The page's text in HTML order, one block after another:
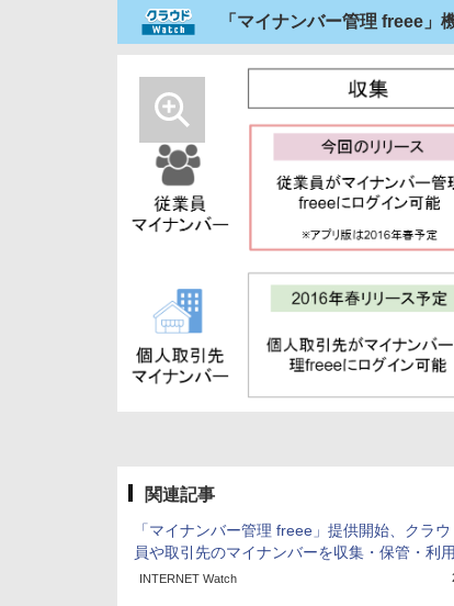
「マイナンバー管理 freee
関連記事
「マイナンバー管理 freee」提供開始、クラ
員や取引先のマイナンバーを収集・保管・利用
INTERNET Watch